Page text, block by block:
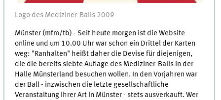
Logo des Mediziner-Balls 2009
Münster (mfm/tb) - Seit heute morgen ist die Website
online und um 10.00 Uhr war schon ein Drittel der Karten
weg: "Ranhalten" heißt daher die Devise für diejenigen,
die die bereits siebte Auflage des Mediziner-Balls in der
Halle Münsterland besuchen wollen. In den Vorjahren war
der Ball - inzwischen die letzte gesellschaftliche
Veranstaltung ihrer Art in Münster - stets ausverkauft. Wer